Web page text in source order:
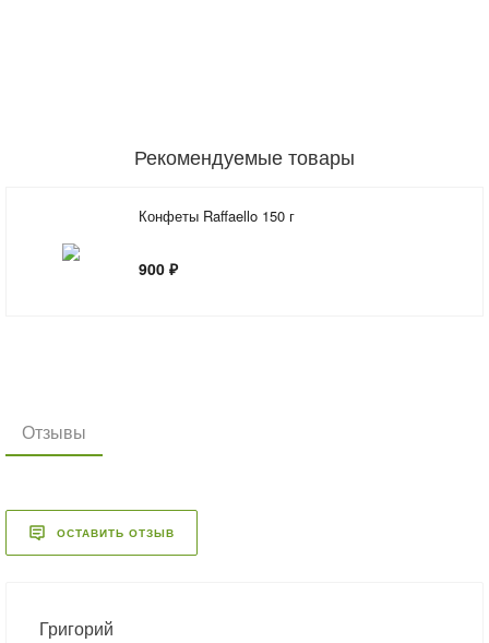
Рекомендуемые товары
Конфеты Raffaello 150 г
900 ₽
Отзывы
ОСТАВИТЬ ОТЗЫВ
Григорий